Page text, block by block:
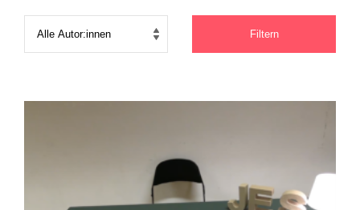
junge bühne-Beirat